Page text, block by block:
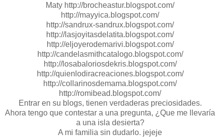
Maty http://brocheastur.blogspot.com/
http://mayyica.blogspot.com/
http://sandrux-sandrux.blogspot.com/
http://lasjoyitasdelatita.blogspot.com/
http://eljoyerodemarivi.blogspot.com/
http://candelasmithcatalogo.blogspot.com/
http://losabaloriosdekris.blogspot.com/
http://quienlodiracreaciones.blogspot.com/
http://collarinosdemama.blogspot.com/
http://romibead.blogspot.com/
Entrar en su blogs, tienen verdaderas preciosidades.
Ahora tengo que contestar a una pregunta, ¿Que me llevaría
a una isla desierta?
A mi familia sin dudarlo. jejeje